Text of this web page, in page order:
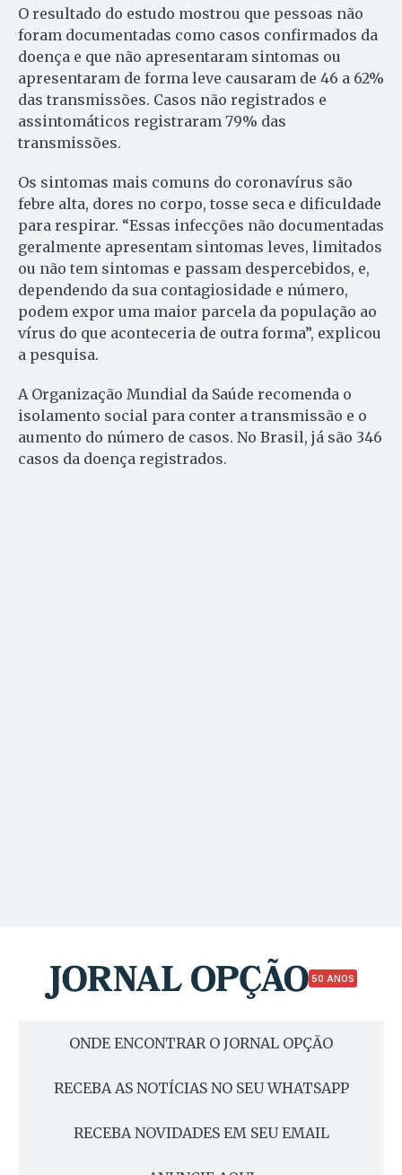
O resultado do estudo mostrou que pessoas não
foram documentadas como casos confirmados da
doença e que não apresentaram sintomas ou
apresentaram de forma leve causaram de 46 a 62%
das transmissões. Casos não registrados e
assintomáticos registraram 79% das
transmissões.
Os sintomas mais comuns do coronavírus são
febre alta, dores no corpo, tosse seca e dificuldade
para respirar. “Essas infecções não documentadas
geralmente apresentam sintomas leves, limitados
ou não tem sintomas e passam despercebidos, e,
dependendo da sua contagiosidade e número,
podem expor uma maior parcela da população ao
vírus do que aconteceria de outra forma”, explicou
a pesquisa.
A Organização Mundial da Saúde recomenda o
isolamento social para conter a transmissão e o
aumento do número de casos. No Brasil, já são 346
casos da doença registrados.
50 ANOS
ONDE ENCONTRAR O JORNAL OPÇÃO
RECEBA AS NOTÍCIAS NO SEU WHATSAPP
RECEBA NOVIDADES EM SEU EMAIL